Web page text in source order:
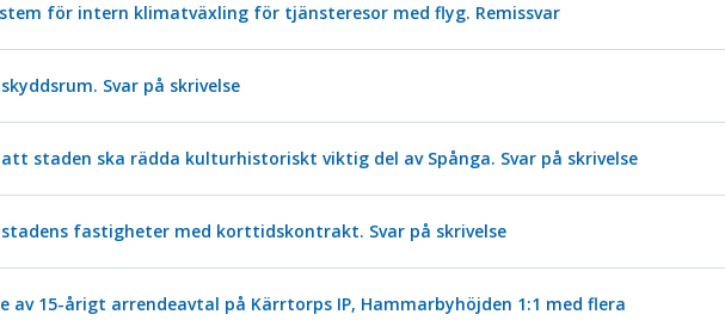
för intern klimatväxling för tjänsteresor med flyg. Remissvar
Svar på skrivelse
att staden ska rädda kulturhistoriskt viktig del av Spånga. Svar på skrivelse
stadens fastigheter med korttidskontrakt. Svar på skrivelse
av 15-årigt arrendeavtal på Kärrtorps IP, Hammarbyhöjden 1:1 med flera